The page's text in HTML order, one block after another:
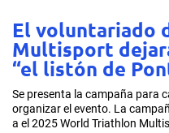
El voluntariado
Multisport
“el listón de
Se presenta la campaña para
organizar el evento. La
a el 2025 World Triathlon